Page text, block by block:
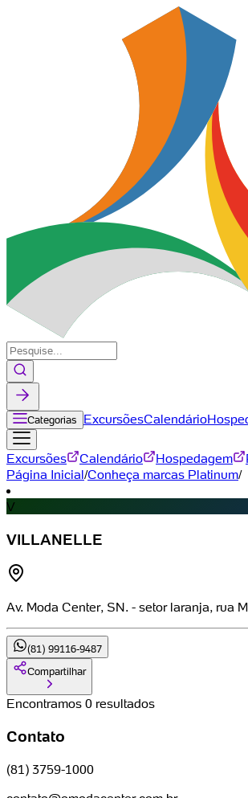
Categorias ExcursõesCalendário
Excursões Calendário Hospedagem
Página Inicial/Conheça marcas Platinum/
V
VILLANELLE
Av. Moda Center, SN. - setor laranja, rua
(81) 99116-9487
Compartilhar
Encontramos 0 resultados
Contato
(81) 3759-1000